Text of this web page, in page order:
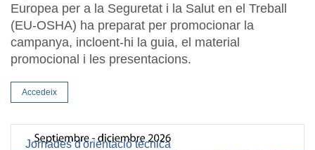
Europea per a la Seguretat i la Salut en el Treball
(EU-OSHA) ha preparat per promocionar la
campanya, incloent-hi la guia, el material
promocional i les presentacions.
Accedeix
Jornades d'orientació tècnica